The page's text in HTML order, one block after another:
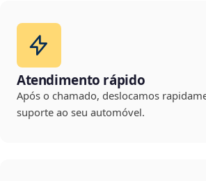
Atendimento rápido
Após o chamado, deslocamos
suporte ao seu automóvel.